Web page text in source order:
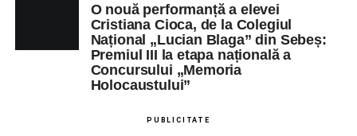
O nouă performanță a elevei
Cristiana Cioca, de la Colegiul
Național „Lucian Blaga” din Sebeș:
Premiul III la etapa națională a
Concursului „Memoria
Holocaustului”
PUBLICITATE